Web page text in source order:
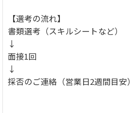
【選考の流れ】
書類選考（スキルシートなど）
↓
面接1回
↓
採否のご連絡（営業日2週間目安）